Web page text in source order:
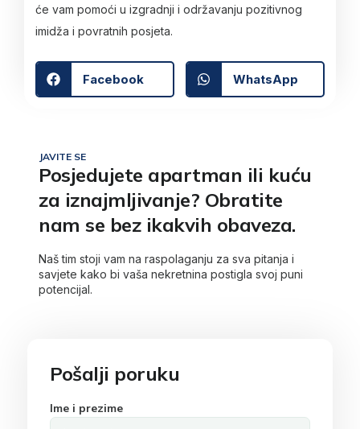
će vam pomoći u izgradnji i održavanju pozitivnog
imidža i povratnih posjeta.
Facebook WhatsApp
JAVITE SE
Posjedujete apartman ili kuću
za iznajmljivanje? Obratite
nam se bez ikakvih obaveza.
Naš tim stoji vam na raspolaganju za sva pitanja i
savjete kako bi vaša nekretnina postigla svoj puni
potencijal.
Pošalji poruku
Ime i prezime